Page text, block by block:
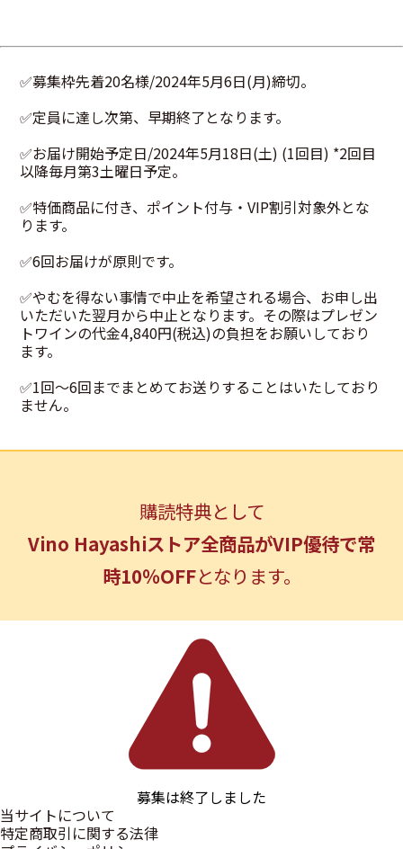
✅募集枠先着20名様/2024年5月6日(月)締切。
✅定員に達し次第、早期終了となります。
✅お届け開始予定日/2024年5月18日(土) (1回目) *2回目
以降毎月第3土曜日予定。
✅特価商品に付き、ポイント付与・VIP割引対象外とな
ります。
✅6回お届けが原則です。
✅やむを得ない事情で中止を希望される場合、お申し出
いただいた翌月から中止となります。その際はプレゼン
トワインの代金4,840円(税込)の負担をお願いしており
ます。
✅1回～6回までまとめてお送りすることはいたしており
ません。
購読特典として
Vino Hayashiストア全商品がVIP優待で常
時10％OFFとなります。
募集は終了しました
当サイトについて
特定商取引に関する法律